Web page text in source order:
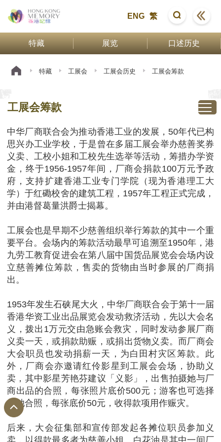
ENG 繁
特藏 展览 口述历史
特藏 工展会 工展会历史 工展会筹款
工展会筹款
中华厂商联合会为推动香港工业的发展，50年代已构
思兴办工业学校，于是曾在多届工展会举办慈善奖券
义卖、工校小姐和工校先生选举等活动，筹措办学资
金，终于1956-1957年间，厂商会捐款100万元予政
府，支持扩建香港工业专门学院（现为香港理工大
学）于红磡校舍的建筑工程，1957年工程正式完成，
并由港督葛量洪爵士揭幕。
工展会也是早期不少慈善组织举行筹款的其中一个重
要平台。会场内的筹款活动最早可追溯至1950年，港
九劳工教育促进会在第八届中国货品展览会会场内设
立慈善摊位筹款，售卖的货物由当时参展的厂商捐
出。
1953年发生石硖尾大火，中华厂商联合会于第十一届
香港华资工业出品展览会发动救济活动，先以大会名
义，拨出1万元交由急账会救灾，同时发动参展厂商
义卖一天，或捐款助赈，或捐出货物义卖。而厂商会
大会职员也发动捐薪一天，为白田村灾区筹款。此
外，厂商会亦邀请红伶影星到工展会会场，协助义
卖，其中影星芳艳芬建议「义影」，出售拍摄她与厂
商出品的合照，每张照片底价500元；游客也可选择
与她合照，每张底价50元，收得款项用作赈灾。
后来，大会征集部和宣传部发起各摊位职员参加义
卖，以得款最多者为慈善小姐。白花油是其中一间厂